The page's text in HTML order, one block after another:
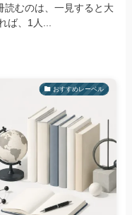
むのは、一見すると大
ば、1人...
おすすめレーベル